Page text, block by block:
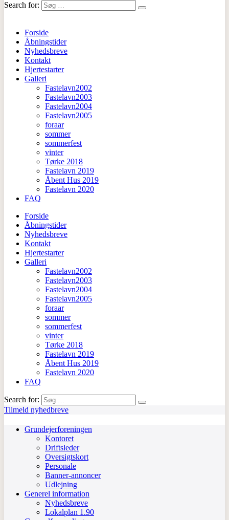
Search for:
Forside
Åbningstider
Nyhedsbreve
Kontakt
Hjertestarter
Galleri
Fastelavn2002
Fastelavn2003
Fastelavn2004
Fastelavn2005
foraar
sommer
sommerfest
vinter
Tørke 2018
Fastelavn 2019
Åbent Hus 2019
Fastelavn 2020
FAQ
Forside
Åbningstider
Nyhedsbreve
Kontakt
Hjertestarter
Galleri
Fastelavn2002
Fastelavn2003
Fastelavn2004
Fastelavn2005
foraar
sommer
sommerfest
vinter
Tørke 2018
Fastelavn 2019
Åbent Hus 2019
Fastelavn 2020
FAQ
Search for:
Tilmeld nyhedbreve
Grundejerforeningen
Kontoret
Driftsleder
Oversigtskort
Personale
Banner-annoncer
Udlejning
Generel information
Nyhedsbreve
Lokalplan 1.90